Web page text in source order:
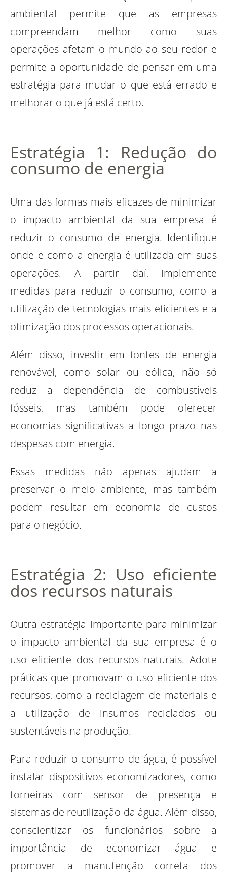
ambiental permite que as empresas
compreendam melhor como suas
operações afetam o mundo ao seu redor e
permite a oportunidade de pensar em uma
estratégia para mudar o que está errado e
melhorar o que já está certo.
Estratégia 1: Redução do
consumo de energia
Uma das formas mais eficazes de minimizar
o impacto ambiental da sua empresa é
reduzir o consumo de energia. Identifique
onde e como a energia é utilizada em suas
operações. A partir daí, implemente
medidas para reduzir o consumo, como a
utilização de tecnologias mais eficientes e a
otimização dos processos operacionais.
Além disso, investir em fontes de energia
renovável, como solar ou eólica, não só
reduz a dependência de combustíveis
fósseis, mas também pode oferecer
economias significativas a longo prazo nas
despesas com energia.
Essas medidas não apenas ajudam a
preservar o meio ambiente, mas também
podem resultar em economia de custos
para o negócio.
Estratégia 2: Uso eficiente
dos recursos naturais
Outra estratégia importante para minimizar
o impacto ambiental da sua empresa é o
uso eficiente dos recursos naturais. Adote
práticas que promovam o uso eficiente dos
recursos, como a reciclagem de materiais e
a utilização de insumos reciclados ou
sustentáveis na produção.
Para reduzir o consumo de água, é possível
instalar dispositivos economizadores, como
torneiras com sensor de presença e
sistemas de reutilização da água. Além disso,
conscientizar os funcionários sobre a
importância de economizar água e
promover a manutenção correta dos